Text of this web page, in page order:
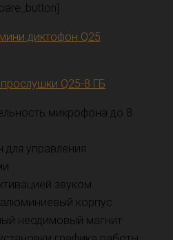
Q25-8 ГБ
микрофона до 8
управления
звуком
корпус
неодимовый магнит